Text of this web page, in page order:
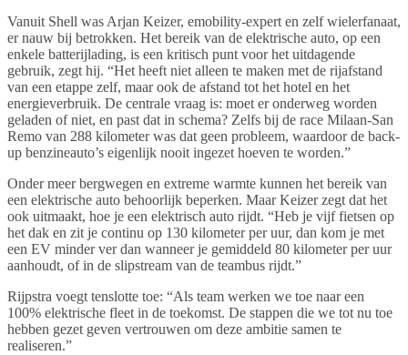
Vanuit Shell was Arjan Keizer, emobility-expert en zelf wielerfanaat,
er nauw bij betrokken. Het bereik van de elektrische auto, op een
enkele batterijlading, is een kritisch punt voor het uitdagende
gebruik, zegt hij. “Het heeft niet alleen te maken met de rijafstand
van een etappe zelf, maar ook de afstand tot het hotel en het
energieverbruik. De centrale vraag is: moet er onderweg worden
geladen of niet, en past dat in schema? Zelfs bij de race Milaan-San
Remo van 288 kilometer was dat geen probleem, waardoor de back-
up benzineauto’s eigenlijk nooit ingezet hoeven te worden.”
Onder meer bergwegen en extreme warmte kunnen het bereik van
een elektrische auto behoorlijk beperken. Maar Keizer zegt dat het
ook uitmaakt, hoe je een elektrisch auto rijdt. “Heb je vijf fietsen op
het dak en zit je continu op 130 kilometer per uur, dan kom je met
een EV minder ver dan wanneer je gemiddeld 80 kilometer per uur
aanhoudt, of in de slipstream van de teambus rijdt.”
Rijpstra voegt tenslotte toe: “Als team werken we toe naar een
100% elektrische fleet in de toekomst. De stappen die we tot nu toe
hebben gezet geven vertrouwen om deze ambitie samen te
realiseren.”